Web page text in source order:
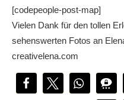
[codepeople-post-map]
Vielen Dank für den tollen
sehenswerten Fotos an
creativelena.com